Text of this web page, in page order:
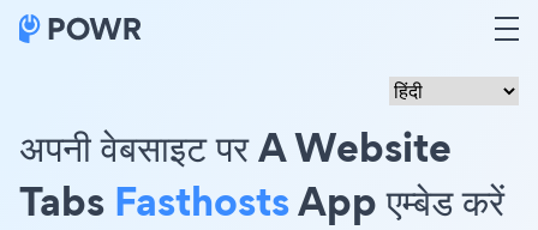
अपनी वेबसाइट पर A Website
Tabs FasthostsApp एम्बेड करें